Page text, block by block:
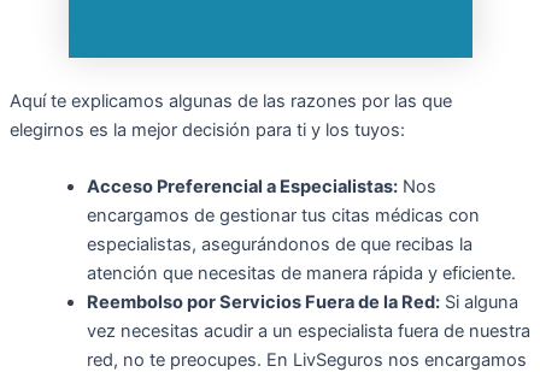
Aquí te explicamos algunas de las razones por las que
elegirnos es la mejor decisión para ti y los tuyos:
Acceso Preferencial a Especialistas:Nos
encargamos de gestionar tus citas médicas con
especialistas, asegurándonos de que recibas la
atención que necesitas de manera rápida y eficiente.
Reembolso por Servicios Fuera de la Red:Si alguna
vez necesitas acudir a un especialista fuera de nuestra
red, no te preocupes. En LivSeguros nos encargamos